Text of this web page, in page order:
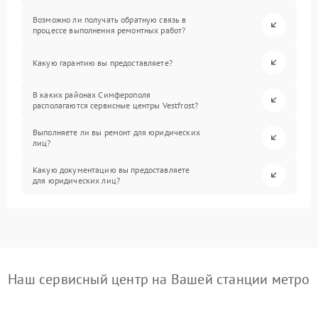
Возможно ли получать обратную связь в
процессе выполнения ремонтных работ?
Какую гарантию вы предоставляете?
В каких районах Симферополя
располагаются сервисные центры Vestfrost?
Выполняете ли вы ремонт для юридических
лиц?
Какую документацию вы предоставляете
для юридических лиц?
Наш сервисный центр на Вашей станции метро